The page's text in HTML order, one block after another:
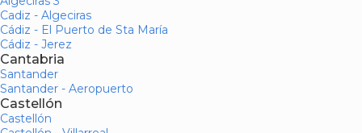
Cadiz - Algeciras
Cádiz - El Puerto de Sta María
Cádiz - Jerez
Cantabria
Santander
Santander - Aeropuerto
Castellón
Castellón